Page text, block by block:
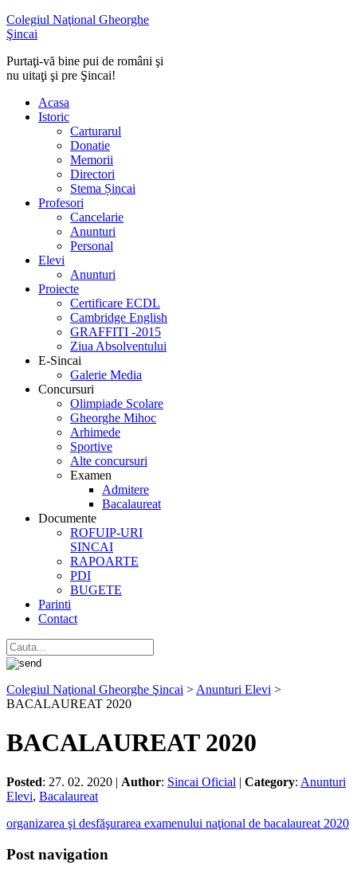
Colegiul Naţional Gheorghe
Şincai
Purtaţi-vă bine pui de români şi
nu uitaţi şi pre Şincai!
Acasa
Istoric
Carturarul
Donatie
Memorii
Directori
Stema Șincai
Profesori
Cancelarie
Anunturi
Personal
Elevi
Anunturi
Proiecte
Certificare ECDL
Cambridge English
GRAFFITI -2015
Ziua Absolventului
E-Sincai
Galerie Media
Concursuri
Olimpiade Scolare
Gheorghe Mihoc
Arhimede
Sportive
Alte concursuri
Examen
Admitere
Bacalaureat
Documente
ROFUIP-URI
SINCAI
RAPOARTE
PDI
BUGETE
Parinti
Contact
Colegiul Naţional Gheorghe Şincai > Anunturi Elevi >
BACALAUREAT 2020
BACALAUREAT 2020
Posted: 27. 02. 2020 | Author: Sincai Oficial | Category: Anunturi
Elevi, Bacalaureat
organizarea şi desfăşurarea examenului naţional de bacalaureat 2020
Post navigation